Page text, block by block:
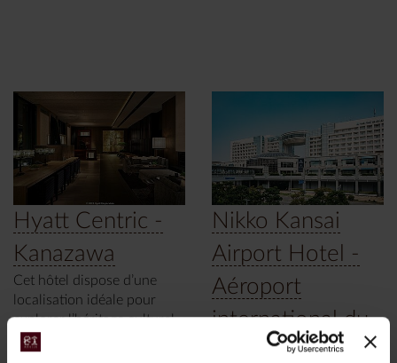
Hyatt Centric -
Kanazawa
Cet hôtel dispose d’une
localisation idéale pour
explorer l’héritage culturel
et historique de la ville.
Nikko Kansai
Airport Hotel -
Aéroport
international du
Kansai